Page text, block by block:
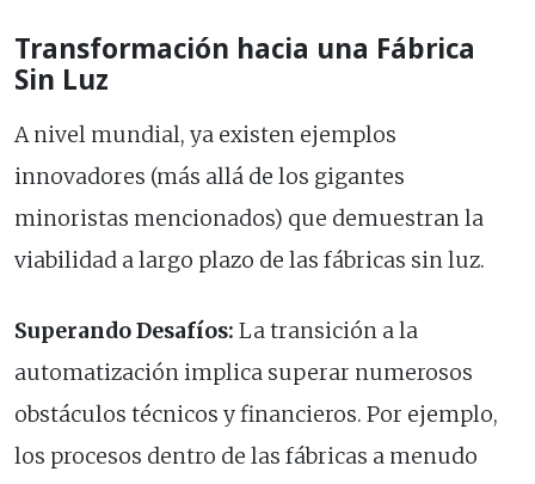
Transformación hacia una Fábrica
Sin Luz
A nivel mundial, ya existen ejemplos
innovadores (más allá de los gigantes
minoristas mencionados) que demuestran la
viabilidad a largo plazo de las fábricas sin luz.
Superando Desafíos: La transición a la
automatización implica superar numerosos
obstáculos técnicos y financieros. Por ejemplo,
los procesos dentro de las fábricas a menudo